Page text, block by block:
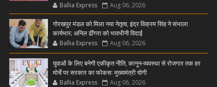
Ballia Express Aug 06, 2026
गोरखपुर मंडल को मिला नया नेतृत्व, इंद्र विक्रम सिंह ने संभाला
कार्यभार; अनिल ढींगरा को भावभीनी विदाई
Ballia Express Aug 06, 2026
युवाओं के लिए बनेगी एकीकृत नीति, कानून-व्यवस्था से रोजगार तक हर
मोर्चे पर सरकार का फोकस: मुख्यमंत्री योगी
Ballia Express Aug 06, 2026